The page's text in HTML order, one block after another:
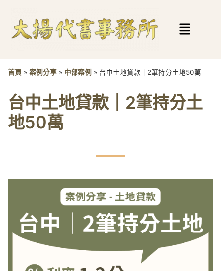
首頁 » 案例分享 » 中部案例 » 台中土地貸款｜2筆持分土地50萬
台中土地貸款｜2筆持分土
地50萬